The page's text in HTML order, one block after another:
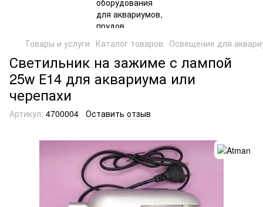
Товары и услуги Каталог товаров Освещение для
Светильник на зажиме с лампой
25w Е14 для аквариума или
черепахи
Артикул: 4700004 Оставить отзыв